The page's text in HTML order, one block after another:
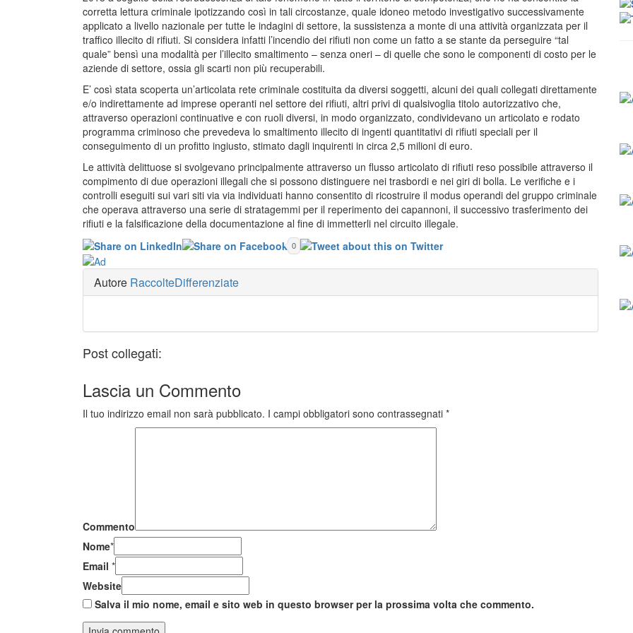
corretta lettura criminale ipotizzando così in tali circostanze, quale idoneo metodo investigativo successivamente
applicato a livello nazionale per tutte le indagini di settore, la sussistenza a monte di una attività organizzata per il
traffico illecito di rifiuti. Si considera infatti l’incendio dei rifiuti non come un fatto a se stante da perseguire “tal
quale” bensì una modalità per l’illecito smaltimento – senza oneri – di quelle che sono le componenti di costo per le
aziende di settore, ossia gli scarti non più recuperabili.
E’ così stata scoperta un’articolata rete criminale costituita da diversi soggetti, alcuni dei quali collegati direttamente
e/o indirettamente ad imprese operanti nel settore dei rifiuti, altri privi di qualsivoglia titolo autorizzativo che,
attraverso operazioni continuative e con ruoli diversi, in modo organizzato, condividevano un articolato e rodato
programma criminoso che prevedeva lo smaltimento illecito di ingenti quantitativi di rifiuti speciali per il
conseguimento di un profitto ingiusto, stimato dagli inquirenti in circa 2,5 milioni di euro.
Le attività delittuose si svolgevano principalmente attraverso un flusso articolato di rifiuti reso possibile attraverso il
compimento di due operazioni illegali che si possono distinguere nei trasbordi e nei giri di bolla. Le verifiche e i
controlli eseguiti sui vari siti via via individuati hanno consentito di ricostruire il modus operandi del gruppo criminale
che operava attraverso una serie di stratagemmi per il reperimento dei capannoni, il successivo trasferimento dei
rifiuti e la falsificazione della documentazione al fine di immetterli nel circuito illegale.
0
Autore RaccolteDifferenziate
Post collegati:
Lascia un Commento
Il tuo indirizzo email non sarà pubblicato. I campi obbligatori sono contrassegnati *
Commento
Nome*
Email *
Website
Salva il mio nome, email e sito web in questo browser per la prossima volta che commento.